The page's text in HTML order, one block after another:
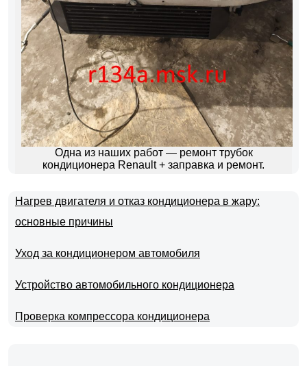
Одна из наших работ — ремонт трубок
кондиционера Renault + заправка и ремонт.
Нагрев двигателя и отказ кондиционера в жару:
основные причины
Уход за кондиционером автомобиля
Устройство автомобильного кондиционера
Проверка компрессора кондиционера